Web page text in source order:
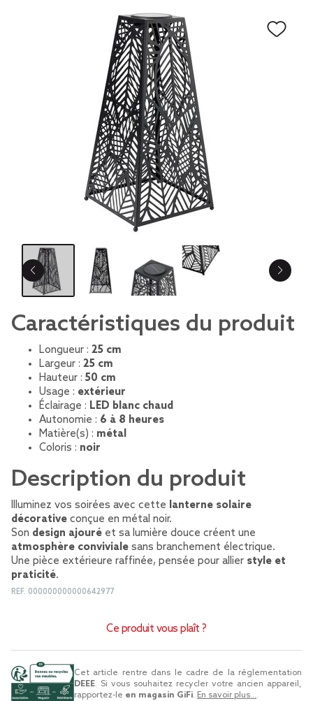
Caractéristiques du produit
Longueur : 25 cm
Largeur : 25 cm
Hauteur : 50 cm
Usage : extérieur
Éclairage : LED blanc chaud
Autonomie : 6 à 8 heures
Matière(s) : métal
Coloris : noir
Description du produit
Illuminez vos soirées avec cette lanterne solaire
décorative conçue en métal noir.
Son design ajouré et sa lumière douce créent une
atmosphère conviviale sans branchement électrique.
Une pièce extérieure raffinée, pensée pour allier style et
praticité.
REF. 000000000000642977
Ce produit vous plaît ?
Cet article rentre dans le cadre de la réglementation
DEEE. Si vous souhaitez recycler votre ancien appareil,
rapportez-le en magasin GiFi. En savoir plus....